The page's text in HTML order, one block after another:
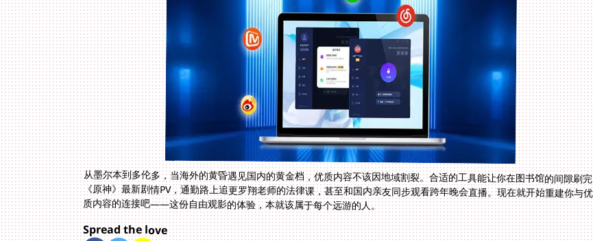
从墨尔本到多伦多，当海外的黄昏遇见国内的黄金档，优质内容不该因地域割裂。合适的工具能让你在图书馆的间隙刷完
《原神》最新剧情PV，通勤路上追更罗翔老师的法律课，甚至和国内亲友同步观看跨年晚会直播。现在就开始重建你与优
质内容的连接吧——这份自由观影的体验，本就该属于每个远游的人。
Spread the love